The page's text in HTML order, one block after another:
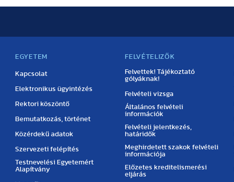
EGYETEM
Kapcsolat
Elektronikus ügyintézés
Rektori köszöntő
Bemutatkozás, történet
Közérdekű adatok
Szervezeti felépítés
Testnevelési Egyetemért
Alapítvány
FELVÉTELIZŐK
Felvettek! Tájékoztató
gólyáknak!
Felvételi vizsga
Általános felvételi
információk
Felvételi jelentkezés,
határidők
Meghirdetett szakok felvételi
információja
Előzetes kreditelismerési
eljárás